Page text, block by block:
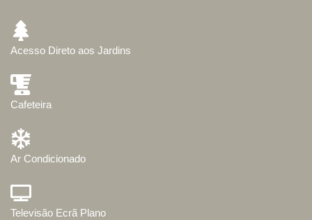
Acesso Direto aos Jardins
Cafeteira
Ar Condicionado
Televisão Ecrã Plano